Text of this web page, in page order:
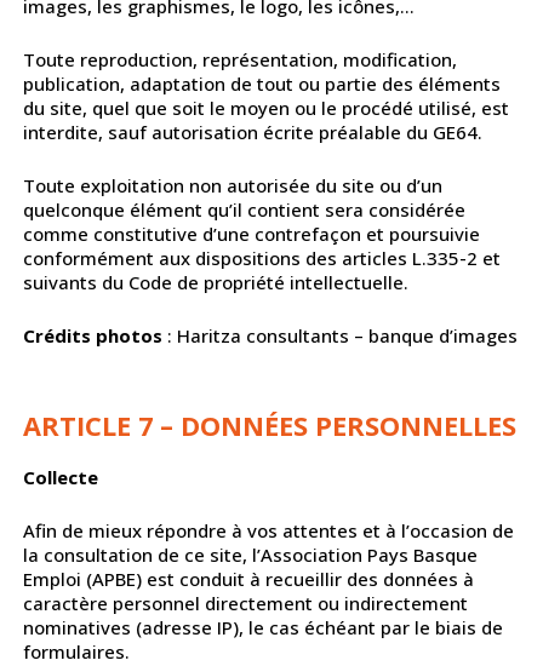
images, les graphismes, le logo, les icônes,…
Toute reproduction, représentation, modification,
publication, adaptation de tout ou partie des éléments
du site, quel que soit le moyen ou le procédé utilisé, est
interdite, sauf autorisation écrite préalable du GE64.
Toute exploitation non autorisée du site ou d’un
quelconque élément qu’il contient sera considérée
comme constitutive d’une contrefaçon et poursuivie
conformément aux dispositions des articles L.335-2 et
suivants du Code de propriété intellectuelle.
Crédits photos : Haritza consultants – banque d’images
ARTICLE 7 – DONNÉES PERSONNELLES
Collecte
Afin de mieux répondre à vos attentes et à l’occasion de
la consultation de ce site, l’Association Pays Basque
Emploi (APBE) est conduit à recueillir des données à
caractère personnel directement ou indirectement
nominatives (adresse IP), le cas échéant par le biais de
formulaires.